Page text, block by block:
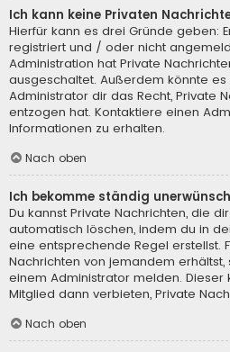
Ich kann keine Privaten
Hierfür kann es drei Gründe geben:
registriert und / oder nicht
Administration hat Private
ausgeschaltet. Außerdem könnte es
Administrator dir das Recht, Private
entzogen hat. Kontaktiere einen
Informationen zu erhalten.
Nach oben
Ich bekomme ständig
Du kannst Private Nachrichten, die
automatisch löschen, indem du in
eine entsprechende Regel erstellst.
Nachrichten von jemandem
einem Administrator melden.
Mitglied dann verbieten, Private
Nach oben